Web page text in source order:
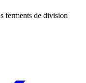
ferments de division